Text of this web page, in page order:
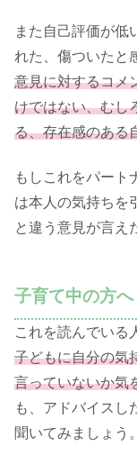
また自己評価が低
れた、傷ついたと
意見に対するコメ
けではない、むし
る、存在感のある
もしこれをパート
は本人の気持ちを
と違う意見が言え
子育て中の方へ
これを読んでいる
子どもに自分の気
言っていないか気
も、アドバイスし
聞いてみましょう。